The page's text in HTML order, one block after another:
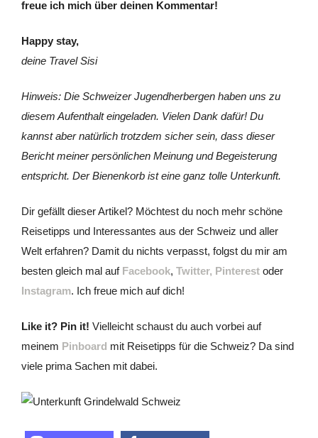
freue ich mich über deinen Kommentar!
Happy stay,
deine Travel Sisi
Hinweis: Die Schweizer Jugendherbergen haben uns zu
diesem Aufenthalt eingeladen. Vielen Dank dafür! Du
kannst aber natürlich trotzdem sicher sein, dass dieser
Bericht meiner persönlichen Meinung und Begeisterung
entspricht. Der Bienenkorb ist eine ganz tolle Unterkunft.
Dir gefällt dieser Artikel? Möchtest du noch mehr schöne
Reisetipps und Interessantes aus der Schweiz und aller
Welt erfahren? Damit du nichts verpasst, folgst du mir am
besten gleich mal auf Facebook, Twitter, Pinterest oder
Instagram. Ich freue mich auf dich!
Like it? Pin it! Vielleicht schaust du auch vorbei auf
meinem Pinboard mit Reisetipps für die Schweiz? Da sind
viele prima Sachen mit dabei.